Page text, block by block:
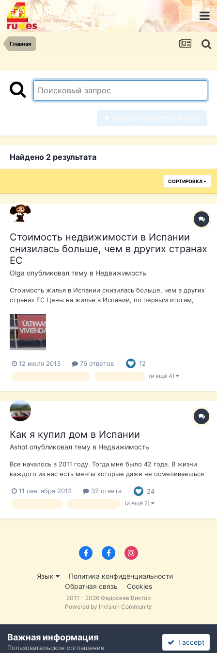
Главная
Найдено 2 результата
СОРТИРОВКА
Стоимость недвижимости в Испании
снизилась больше, чем в других странах
ЕС
Olga опубликовал тему в Недвижимость
Стоимость жилья в Испании снизилась больше, чем в других
странах ЕС Цены на жилье в Испании, по первым итогам,
аналогичным периодом 2012 года. Это максимальный
показатель падения среди всех стран еврозоны, где цены на
недвижимость снизи...
12 июля 2013 76 ответов 12
(и ещё 4)
Как я купил дом в Испании
Ashot опубликовал тему в Недвижимость
Все началось в 2011 году. Тогда мне было 42 года. В жизни
каждого из нас есть мечты которые даже не осмеливаешься
не осмеливаешься а просто не успеваешь задуматься на
ТАКУЮ тему. Просто живешь своей рутиной, тянешь лямку
11 сентября 2013 32 ответа 24
(и ещё 2)
Язык
Политика конфиденциальности
Обратная связь
Cookies
2011 - 2026 Федосеев Виктор
Powered by Invision Community
Важная информация
Пользовательское соглашение
I accept